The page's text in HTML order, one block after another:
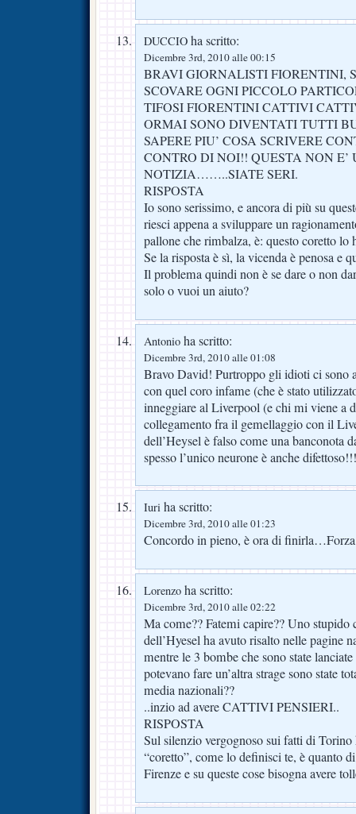
DUCCIO ha scritto:
Dicembre 3rd, 2010 alle 00:15
BRAVI GIORNALISTI FIORENTINI,
SCOVARE OGNI PICCOLO
TIFOSI FIORENTINI CATTIVI
ORMAI SONO DIVENTATI TUTTI
SAPERE PIU’ COSA SCRIVERE
CONTRO DI NOI!! QUESTA NON E’
NOTIZIA……..SIATE SERI.
RISPOSTA
Io sono serissimo, e ancora di più su
riesci appena a sviluppare un
pallone che rimbalza, è: questo coretto lo
Se la risposta è sì, la vicenda è penosa e
Il problema quindi non è se dare o non
solo o vuoi un aiuto?
Antonio ha scritto:
Dicembre 3rd, 2010 alle 01:08
Bravo David! Purtroppo gli idioti ci sono
con quel coro infame (che è stato
inneggiare al Liverpool (e chi mi viene a
collegamento fra il gemellaggio con il
dell’Heysel è falso come una banconota
spesso l’unico neurone è anche difettoso!!!
Iuri ha scritto:
Dicembre 3rd, 2010 alle 01:23
Concordo in pieno, è ora di
Lorenzo ha scritto:
Dicembre 3rd, 2010 alle 02:22
Ma come?? Fatemi capire?? Uno stupido
dell’Hyesel ha avuto risalto nelle pagine
mentre le 3 bombe che sono state
potevano fare un’altra strage sono state
media nazionali??
..inzio ad avere CATTIVI PENSIERI..
RISPOSTA
Sul silenzio vergognoso sui fatti di
“coretto”, come lo definisci te, è quanto
Firenze e su queste cose bisogna avere